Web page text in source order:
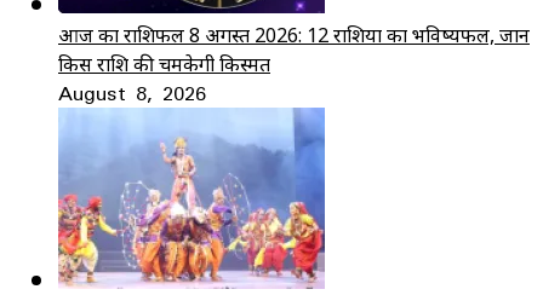
आज का राशिफल 8 अगस्त 2026: 12 राशियों का भविष्यफल, जानें
किस राशि की चमकेगी किस्मत
August 8, 2026